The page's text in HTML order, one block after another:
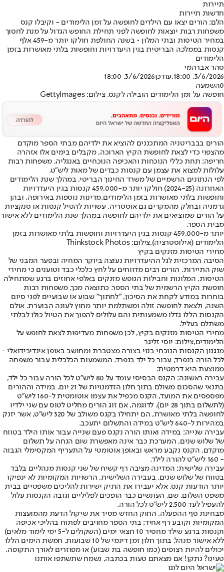
תיירות
חדשות תיירות
הלם: הורים יצאו עם הילדים לחופשה על זמן הלימודים - וקיבלו קנס
משפחות רבות יוצאות לחופשה לפני תחילת החופש הגדול על מנת לחסוך
במחיר הטיסות ובתי המלון • בשנה החולפת חולקו יותר מ-459 אלף
קנסות בממלכה הבריטית בגין היעדרויות וחופשות בלתי מאושרות בזמן
הלימודים
סהר אברהמי
3/6/2026, 18:00
,עודכן3/6/2026, 18:00
0השמעה
חופשה על זמן הלימודים הובילה לקנס. צילום: GettyImages
הורים בבבריטניה המתכננים להוציא את ילדיהם מבתי הספר מוקדם
מהצפוי כדי לצאת לחופשת הקיץ הארוכה, מקבלים בימים אלו אזהרה
חריפה: תחת כללי הנוכחות והאכיפה הנוכחיים באנגליה, משפחות רבות
עלולות למצוא את עצמן עם קנסות כבדים של מאות ליש"ט.
לפי הנתונים הרשמיים של משרד החינוך הבריטי, במהלך שנת הלימודים
האחרונה (2024-25) חולקו יותר מ-459,000 קנסות בגין היעדרויות
וחופשות בלתי מאושרות בזמן הלימודים.מדינות נוספות באירופה, ובהן
גרמניה ובחלק מהמקרים גם אוסטריה, עשויות להטיל קנסות או סנקציות
על הורים שמוציאים את ילדיהם לחופשה במהלך שנת הלימודים ללא אישור
מבית הספר.
יותר מ-459,000 קנסות בגין היעדרויות וחופשות בלתי מאושרות בזמן
הלימודים (אילוסטרציה),צילום: Thinkstock Photos
מחירי הטיסות מזנקים בקיץ
הסיבה המרכזית לגל ההיעדרויות נעוצה ביוקר המחיה ובפער המבני של
שוק התיירות. הורים רבים מדווחים על לחץ כלכלי כבד וטוענים כי מחירי
הטיסות, המלונות וחבילות הנופש מזנקים באלפי אחוזים ברגע שמתחילה
חופשת הקיץ הרשמית של בתי הספר. כתוצאה מכך, משפחות רבות
בוחרות במודע לקחת את הסיכון, "לחתוך" שבוע או שבועיים לפני סיום
השנה, ולצאת לחופשה זולה ומשתלמת יותר מחוץ לעונה הבוערת. אולם
הקנסות הללו גדלו משמעותית והם עלולים להפוך את הטיול כולו לבלתי
משתלם בעליל.
מחירי הטיסות מזנקים בקיץ, לכן משפחות מעדיפות לצאת לחופש על
הלימודים,צילום: יוסי זליגר
מנגנון הקנסות הנוכחי בנוי בצורה מצטברת ומחושב באופן אינדיבידואלי -
לכל הורה בנפרד, עבור כל ילד בנפרד. המשמעות הכלכלית עבור משפחה
ממוצעת היא דרמטית:
עבירה ראשונה: הקנס הבסיסי עומד על 80 ליש"ט לכל הורה עבור כל ילד,
בתנאי שהסכום משולם בתוך חלון הזדמנויות של 21 יום. במידה וההורים
מפספסים את המועד, הקנס מכפיל את עצמו אוטומטית ל-160 ליש"ט
(לתשלום בתוך 28 יום). לדוגמה, אם זוג הורים מחליט לטוס עם שני ילדיו
לחופשה בלתי מאושרת, הם יתחילו בקנס משולב של 320 ליש"ט, אשר יזנק
במהירות ל-640 ליש"ט במידה והתשלום יתעכב.
עבירה שנייה: במידה ואותו הורה נקנס פעם שנייה עבור אותו הילד בטווח
של שלוש שנים, המערכת כבר אינה מאפשרת שום הנחה על תשלום
מוקדם. הקנס נקבע מראש ובאופן אוטומטי על התעריף המקסימלי הגבוה
- 160 ליש"ט להורה לילד.
עבירה שלישית: המדינה מציבה רף קשיח של שני קנסות מנהליים בלבד
בטווח של שלוש שנים. בעבירה השלישית, הרשויות המקומיות לא ינפיקו
יותר הודעות קנס, אלא יעבירו את התיק ישירות להליכים משפטיים בבית
משפט השלום. שם, העונשים כבר הופכים לפליליים וגובה הקנסות עלול
להעפיל לעד 2,500 ליש"ט לכל הורה.
מבחינת סף ההפעלה, החוק החדש מסיר את שיקול הדעת מהמועצות
המקומיות וקובע רף אחיד: בתי הספר מחויבים לפתוח בהליכי אכיפה
וקנסות ברגע שילד מחסיר 10 חצאי ימים (השקולים ל-5 ימי לימוד מלאים)
ללא אישור מנהל, בתוך חלון זמן דינמי של 10 שבועות. חמשת הימים הללו
יכולים להיות רצופים (כמו חופשה בת שבוע) או מפוזרים לאורך התקופה.
טעינו? נתקן! אם מצאתם טעות בכתבה, נשמח שתשתפו אותנו